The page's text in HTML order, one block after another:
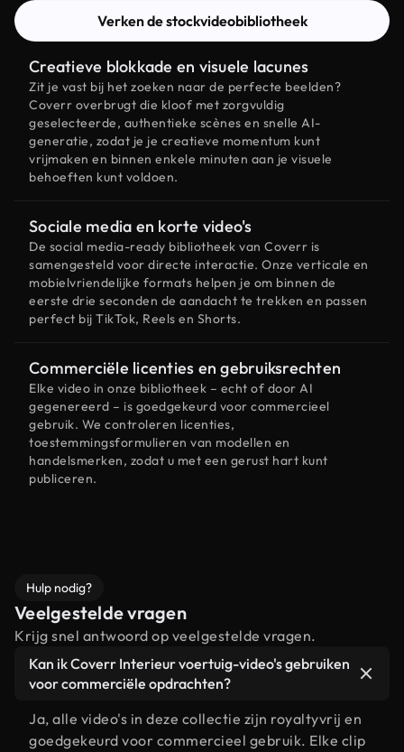
Verken de stockvideobibliotheek
Creatieve blokkade en visuele lacunes
Zit je vast bij het zoeken naar de perfecte beelden?
Coverr overbrugt die kloof met zorgvuldig
geselecteerde, authentieke scènes en snelle AI-
generatie, zodat je je creatieve momentum kunt
vrijmaken en binnen enkele minuten aan je visuele
behoeften kunt voldoen.
Sociale media en korte video's
De social media-ready bibliotheek van Coverr is
samengesteld voor directe interactie. Onze verticale en
mobielvriendelijke formats helpen je om binnen de
eerste drie seconden de aandacht te trekken en passen
perfect bij TikTok, Reels en Shorts.
Commerciële licenties en gebruiksrechten
Elke video in onze bibliotheek – echt of door AI
gegenereerd – is goedgekeurd voor commercieel
gebruik. We controleren licenties,
toestemmingsformulieren van modellen en
handelsmerken, zodat u met een gerust hart kunt
publiceren.
Hulp nodig?
Veelgestelde vragen
Krijg snel antwoord op veelgestelde vragen.
Kan ik Coverr Interieur voertuig-video's gebruiken
voor commerciële opdrachten?
Ja, alle video's in deze collectie zijn royaltyvrij en
goedgekeurd voor commercieel gebruik. Elke clip